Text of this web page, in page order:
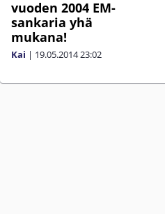
vuoden 2004 EM-
sankaria yhä
mukana!
Kai | 19.05.201423:02